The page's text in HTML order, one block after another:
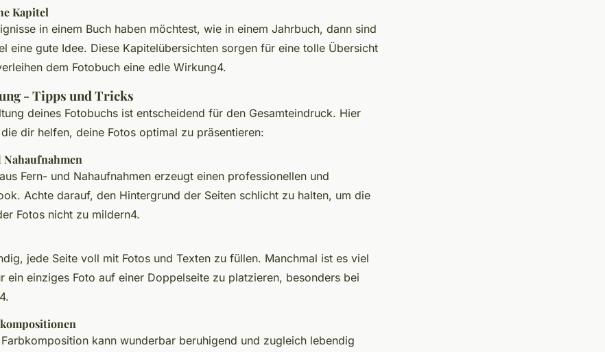
Kapitel
in einem Buch haben möchtest, wie in einem Jahrbuch, dann sind
eine gute Idee. Diese Kapitelübersichten sorgen für eine tolle Übersicht
dem Fotobuch eine edle Wirkung4.
- Tipps und Tricks
deines Fotobuchs ist entscheidend für den Gesamteindruck. Hier
dir helfen, deine Fotos optimal zu präsentieren:
Fern- und Nahaufnahmen erzeugt einen professionellen und
Achte darauf, den Hintergrund der Seiten schlicht zu halten, um die
Fotos nicht zu mildern4.
jede Seite voll mit Fotos und Texten zu füllen. Manchmal ist es viel
ein einziges Foto auf einer Doppelseite zu platzieren, besonders bei
kann wunderbar beruhigend und zugleich lebendig